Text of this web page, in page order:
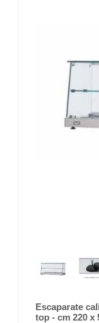
Escaparate
top - cm 220 x